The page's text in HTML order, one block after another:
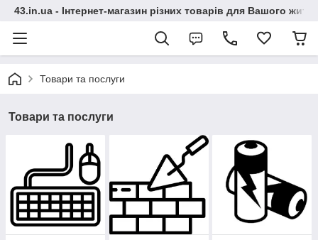
43.in.ua - Інтернет-магазин різних товарів для Вашого
Товари та послуги
Товари та послуги